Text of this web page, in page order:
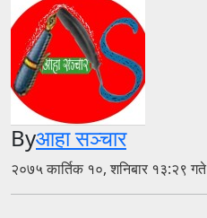
Byआहा सञ्चार
२०७५ कार्तिक १०, शनिबार १३:२९ गते